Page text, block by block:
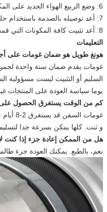
6: وضع الربيع الهواء الجديد على المكان الذي قمت بإزالة القديم واحد.
7: أعد توصيله بالصدمة باستخدام حلقات O التي قمت بإزالتها في وقت سابق.
8: أعد تثبيت كافة المكونات التي قمت بإزالتها.
التعليمات
هونغ طويل هو ضمان غومات على
غومات يقدم ضمان سنة واحدة لجميع
يوما سياسة العودة على المنتجات
كم من الوقت يستغرق الحصول
غومات السفن قد يستغرق 2-8 أيام عمل، اعتمادا على ما هي أمرت أوامر و إذا الأجزاء لديها في المخزون أم لا.
و ثنت. كلها يمكن بسرعة جدا
هل من الممكن إعادة جزء إذا كنت
نعم، بالطبع. يمكنك العودة جزء طالما أنه هو أقل من 30 يوما من تاريخ الشراء أو في غضون 90